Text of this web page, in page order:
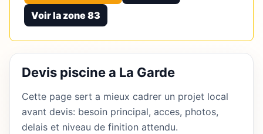
Voir la zone 83
Devis piscine a La Garde
Cette page sert a mieux cadrer un projet local
avant devis: besoin principal, acces, photos,
delais et niveau de finition attendu.